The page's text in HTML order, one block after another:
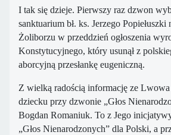
I tak się dzieje. Pierwszy raz dzwon
sanktuarium bł. ks. Jerzego
Żoliborzu w przeddzień ogłoszenia
Konstytucyjnego, który usunął z
aborcyjną przesłankę eugeniczną.
Z wielką radością informację ze
dziecku przy dzwonie „Głos
Bogdan Romaniuk. To z Jego
„Głos Nienarodzonych” dla Polski, a